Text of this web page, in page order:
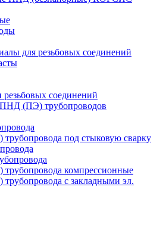
для резьбовых соединений
соединений
(ПЭ) трубопроводов
под стыковую сварку
компрессионные
с закладными эл.